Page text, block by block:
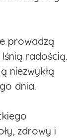
prowadzą
radością.
niezwykłą
dnia.
zdrowy i